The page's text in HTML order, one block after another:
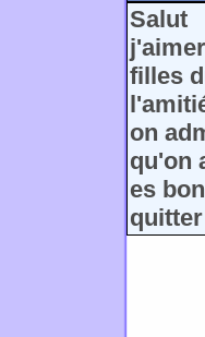
Salut
filles
on
qu'on
es